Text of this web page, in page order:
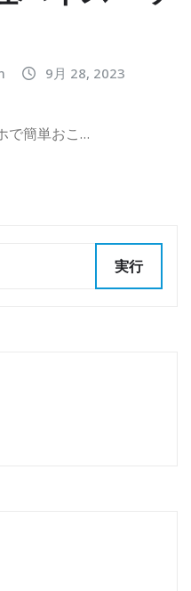
9月 28, 2023
で簡単おこ…
実行